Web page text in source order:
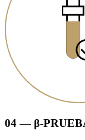
04 — β-